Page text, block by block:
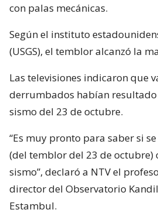
con palas mecánicas.
Según el instituto
(USGS), el temblor alcanzó la
Las televisiones indicaron que
derrumbados habían resultado
sismo del 23 de octubre.
“Es muy pronto para saber si
(del temblor del 23 de octubre)
sismo”, declaró a NTV el
director del Observatorio
Estambul.